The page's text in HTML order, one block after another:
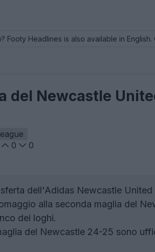
Footy Headlines is also available in
del Newcastle
0
0
dell'Adidas Newcastle
alla seconda maglia del
dei loghi.
del Newcastle 24-25 sono